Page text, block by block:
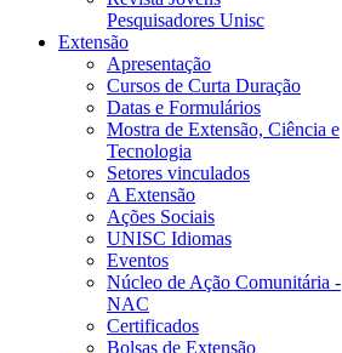
Pesquisadores Unisc
Extensão
Apresentação
Cursos de Curta Duração
Datas e Formulários
Mostra de Extensão, Ciência e
Tecnologia
Setores vinculados
A Extensão
Ações Sociais
UNISC Idiomas
Eventos
Núcleo de Ação Comunitária -
NAC
Certificados
Bolsas de Extensão